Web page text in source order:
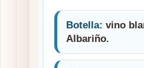
Botella: vino
Albariño.